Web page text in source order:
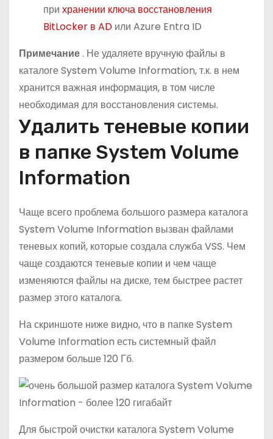
при хранении ключа восстановления
BitLocker в AD или Azure Entra ID
Примечание. Не удаляете вручную файлы в
каталоге System Volume Information, т.к. в нем
хранится важная информация, в том числе
необходимая для восстановления системы.
Удалить теневые копии
в папке System Volume
Information
Чаще всего проблема большого размера каталога
System Volume Information вызван файлами
теневых копий, которые создала служба VSS. Чем
чаще создаются теневые копии и чем чаще
изменяются файлы на диске, тем быстрее растет
размер этого каталога.
На скриншоте ниже видно, что в папке System
Volume Information есть системный файл
размером больше 120 Гб.
Для быстрой очистки каталога System Volume